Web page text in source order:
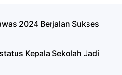
2024 Berjalan Sukses
Kepala Sekolah Jadi